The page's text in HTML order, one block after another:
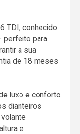
TDI, conhecido
perfeito para
a sua
de 18 meses
luxo e conforto.
dianteiros
e